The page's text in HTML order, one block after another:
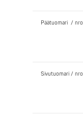
Päätuomari / nro
Sivutuomari / nro